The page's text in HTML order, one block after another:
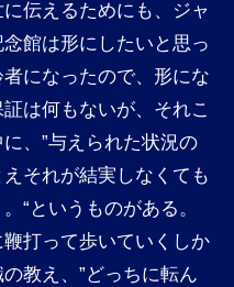
伝えるためにも、ジャ
館は形にしたいと思っ
になったので、形にな
は何もないが、それこ
、”与えられた状況の
それが結実しなくても
“というものがある。
打って歩いていくしか
教え、”どっちに転ん